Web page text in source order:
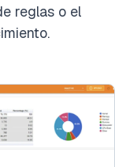
reglas o el